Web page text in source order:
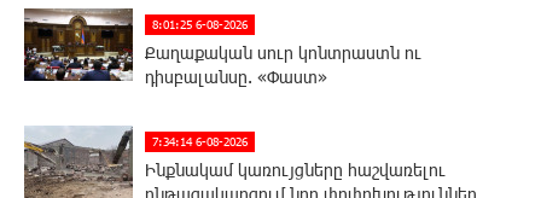
8:01:25 6-08-2026
Քաղաքական սուր կոնտրաստն ու
դիսբալանսը. «Փաստ»
7:34:14 6-08-2026
Ինքնակամ կառույցները հաշվառելու